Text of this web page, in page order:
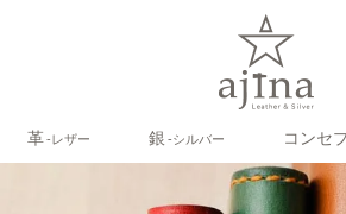
革‐レザー 銀 ‐シルバー コンセ